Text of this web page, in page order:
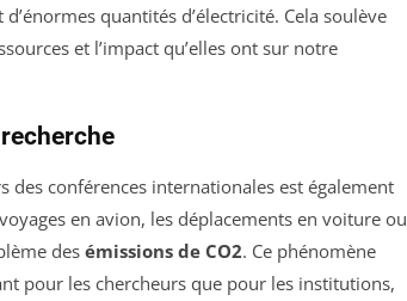
quantités d’électricité. Cela soulève
et l’impact qu’elles ont sur notre
des conférences internationales est également
en avion, les déplacements en voiture ou
des émissions de CO2. Ce phénomène
pour les chercheurs que pour les institutions,